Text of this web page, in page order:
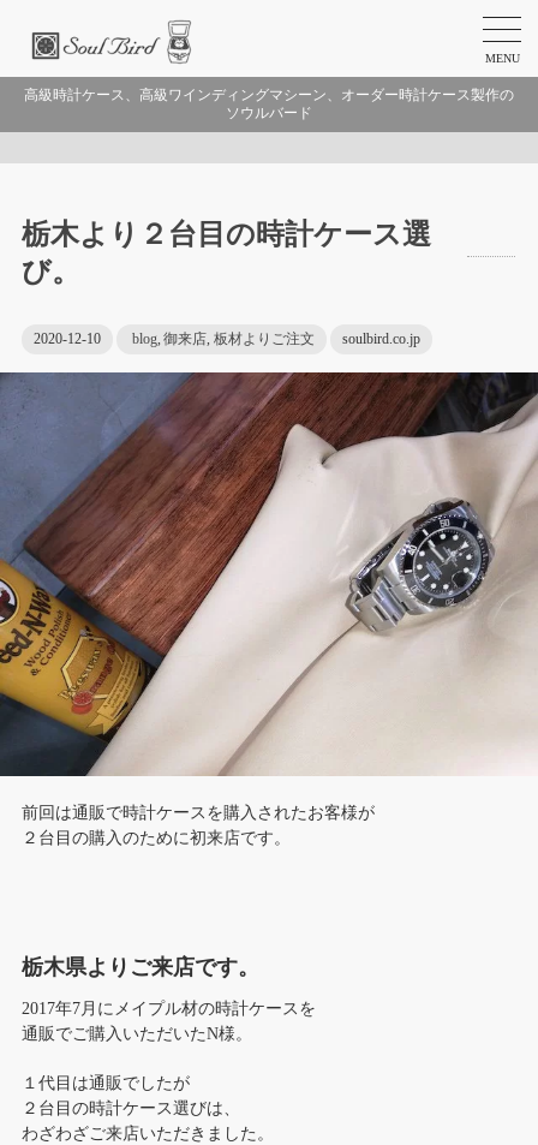
MENU
高級時計ケース、高級ワインディングマシーン、オーダー時計ケース製作の
ソウルバード
栃木より２台目の時計ケース選
び。
2020-12-10 blog, 御来店 板材よりご注文 soulbird.co.jp
前回は通販で時計ケースを購入されたお客様が
２台目の購入のために初来店です。
栃木県よりご来店です。
2017年7月にメイプル材の時計ケースを
通販でご購入いただいたN様。
１代目は通販でしたが
２台目の時計ケース選びは、
わざわざご来店いただきました。